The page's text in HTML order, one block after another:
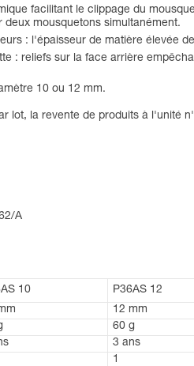
facilitant le clippage du
mousquetons simultanément.
: l'épaisseur de matière élevée
: reliefs sur la face arrière
10 ou 12 mm.
lot, la revente de produits à l'unité
A
10
P36AS 12
12 mm
60 g
3 ans
1